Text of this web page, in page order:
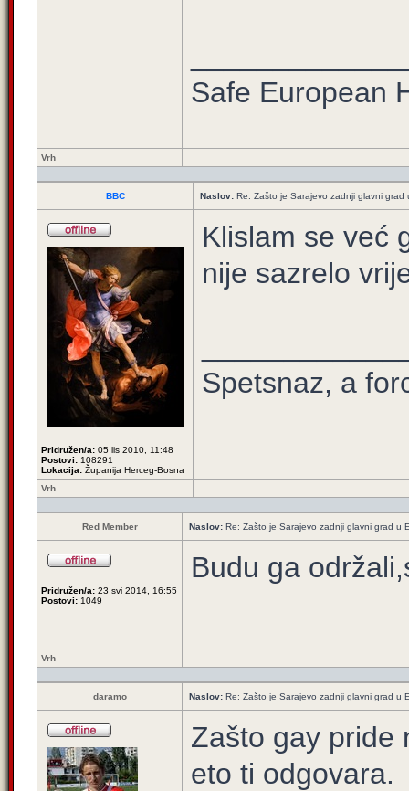
Safe European
Vrh
BBC Naslov: Re: Zašto je Sarajevo zadnji glavni
Pridružen/a: 05 lis 2010, 11:48
Postovi: 108291
Lokacija: Županija Herceg-Bosna
Klislam se već
nije sazrelo
Spetsnaz, a
Vrh
Red Member Naslov: Re: Zašto je Sarajevo zadnji glavni grad u
Pridružen/a: 23 svi 2014, 16:55
Postovi: 1049
Budu ga
Vrh
daramo Naslov: Re: Zašto je Sarajevo zadnji glavni grad u
Zašto gay pride
eto ti odgovara.